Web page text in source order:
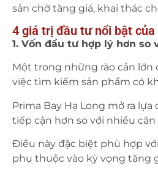
sản chờ tăng giá, khai thác
4 giá trị đầu tư nổi bật
1. Vốn đầu tư hợp lý hơn so
Một trong những rào cản lớn
việc tìm kiếm sản phẩm có
Prima Bay Hạ Long mở ra
tiếp cận hơn so với nhiều
Điều này đặc biệt phù hợp
phụ thuộc vào kỳ vọng tăng